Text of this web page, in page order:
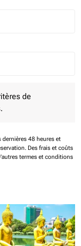
de
48 heures et
Des frais et coûts
termes et conditions